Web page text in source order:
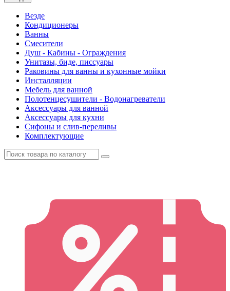
Везде
Кондиционеры
Ванны
Смесители
Душ - Кабины - Ограждения
Унитазы, биде, писсуары
Раковины для ванны и кухонные мойки
Инсталляции
Мебель для ванной
Полотенцесушители - Водонагреватели
Аксессуары для ванной
Аксессуары для кухни
Сифоны и слив-переливы
Комплектующие